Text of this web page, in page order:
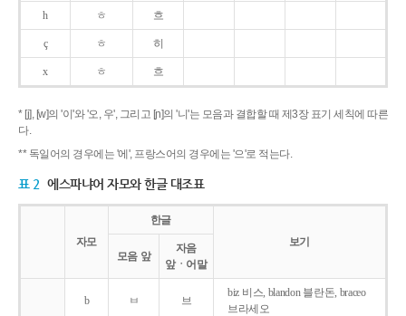
h ㅎ 흐
ç ㅎ 히
x ㅎ 흐
* [j], [w]의 '이'와 '오, 우', 그리고 [ɲ]의 '니'는 모음과 결합할 때 제3장 표기 세칙에 따른
다.
** 독일어의 경우에는 '에', 프랑스어의 경우에는 '으'로 적는다.
표 2 에스파냐어 자모와 한글 대조표
자모
한글
보기
모음 앞
자음
앞ㆍ어말
b ㅂ 브
biz 비스, blandon 블란돈, braceo
브라세오